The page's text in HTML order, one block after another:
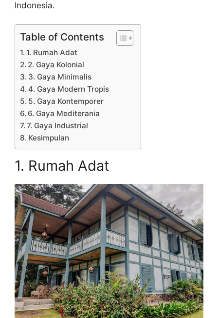
Indonesia.
Table of Contents
1. Rumah Adat
2. Gaya Kolonial
3. Gaya Minimalis
4. Gaya Modern Tropis
5. Gaya Kontemporer
6. Gaya Mediterania
7. Gaya Industrial
Kesimpulan
1. Rumah Adat